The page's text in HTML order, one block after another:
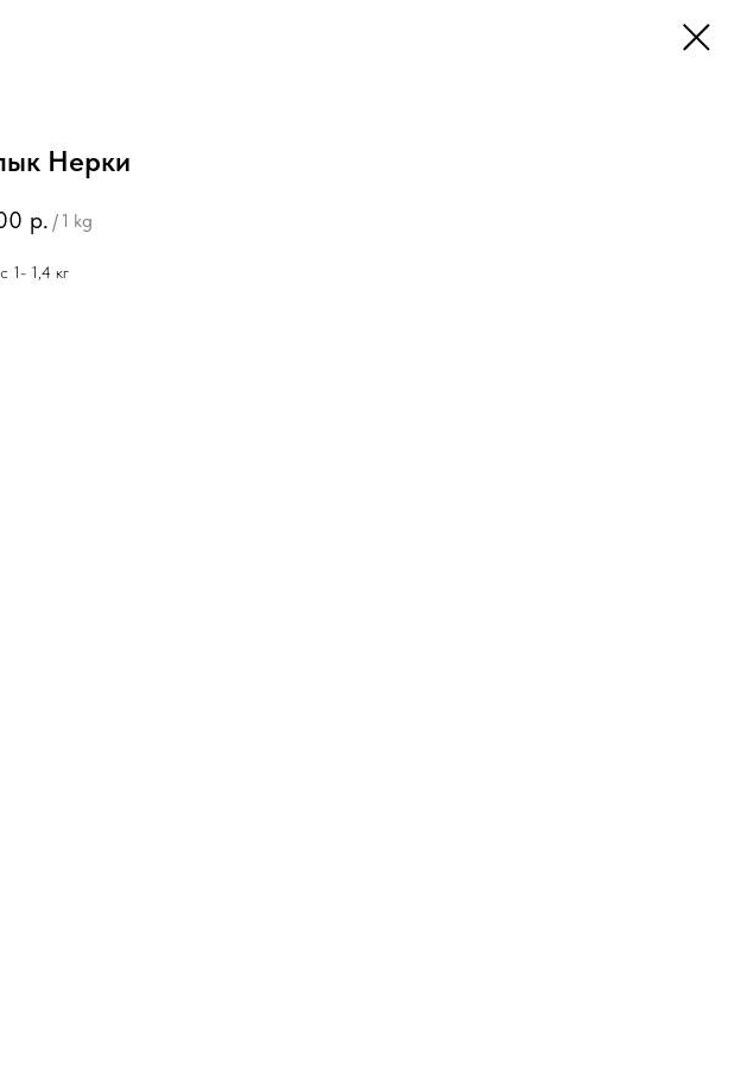
Нерки
р. / 1 kg
1- 1,4 кг